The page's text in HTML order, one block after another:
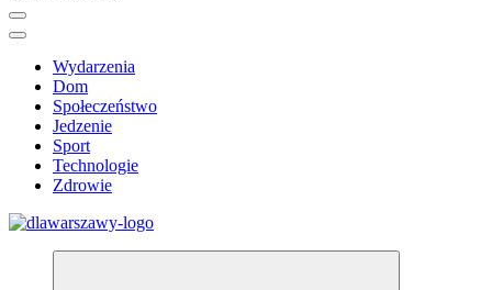
Wydarzenia
Dom
Społeczeństwo
Jedzenie
Sport
Technologie
Zdrowie